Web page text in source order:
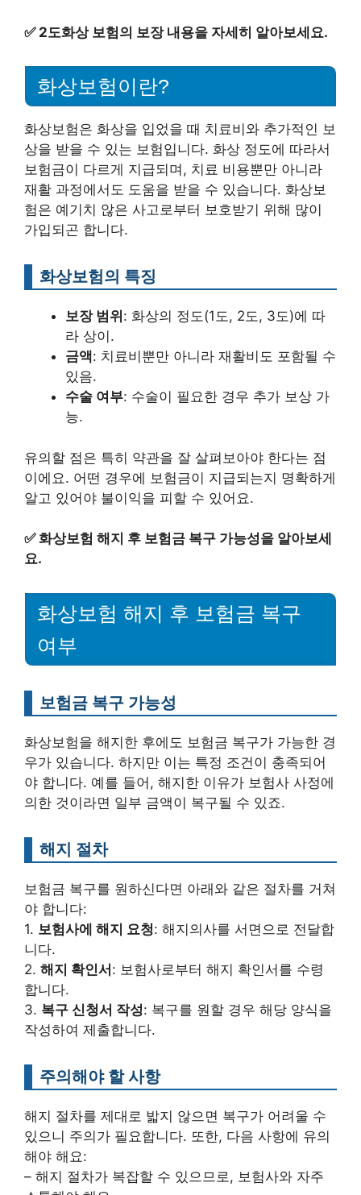
✅ 2도화상 보험의 보장 내용을 자세히 알아보세요.
화상보험이란?
화상보험은 화상을 입었을 때 치료비와 추가적인 보
상을 받을 수 있는 보험입니다. 화상 정도에 따라서
보험금이 다르게 지급되며, 치료 비용뿐만 아니라
재활 과정에서도 도움을 받을 수 있습니다. 화상보
험은 예기치 않은 사고로부터 보호받기 위해 많이
가입되곤 합니다.
화상보험의 특징
보장 범위 : 화상의 정도(1도, 2도, 3도)에 따
라 상이.
금액: 치료비뿐만 아니라 재활비도 포함될 수
있음.
수술 여부: 수술이 필요한 경우 추가 보상 가
능.
유의할 점은 특히 약관을 잘 살펴보아야 한다는 점
이에요. 어떤 경우에 보험금이 지급되는지 명확하게
알고 있어야 불이익을 피할 수 있어요.
✅화상보험 해지 후 보험금 복구 가능성을 알아보세
요.
화상보험 해지 후 보험금 복구
여부
보험금 복구 가능성
화상보험을 해지한 후에도 보험금 복구가 가능한 경
우가 있습니다. 하지만 이는 특정 조건이 충족되어
야 합니다. 예를 들어, 해지한 이유가 보험사 사정에
의한 것이라면 일부 금액이 복구될 수 있죠.
해지 절차
보험금 복구를 원하신다면 아래와 같은 절차를 거쳐
야 합니다:
1. 보험사에 해지 요청: 해지의사를 서면으로 전달합
니다.
2. 해지 확인서 : 보험사로부터 해지 확인서를 수령
합니다.
3. 복구 신청서 작성: 복구를 원할 경우 해당 양식을
작성하여 제출합니다.
주의해야 할 사항
해지 절차를 제대로 밟지 않으면 복구가 어려울 수
있으니 주의가 필요합니다. 또한, 다음 사항에 유의
해야 해요:
– 해지 절차가 복잡할 수 있으므로, 보험사와 자주